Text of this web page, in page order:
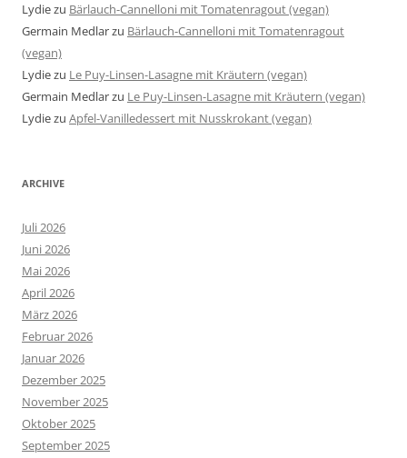
Lydiezu Bärlauch-Cannelloni mit Tomatenragout (vegan)
Germain Medlarzu Bärlauch-Cannelloni mit Tomatenragout
(vegan)
Lydiezu Le Puy-Linsen-Lasagne mit Kräutern (vegan)
Germain Medlarzu Le Puy-Linsen-Lasagne mit Kräutern (vegan)
Lydiezu Apfel-Vanilledessert mit Nusskrokant (vegan)
ARCHIVE
Juli 2026
Juni 2026
Mai 2026
April 2026
März 2026
Februar 2026
Januar 2026
Dezember 2025
November 2025
Oktober 2025
September 2025